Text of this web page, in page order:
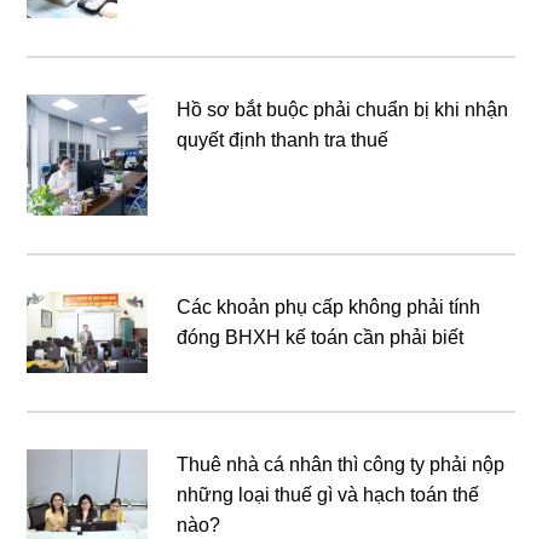
Hồ sơ bắt buộc phải chuẩn bị khi nhận
quyết định thanh tra thuế
Các khoản phụ cấp không phải tính
đóng BHXH kế toán cần phải biết
Thuê nhà cá nhân thì công ty phải nộp
những loại thuế gì và hạch toán thế
nào?